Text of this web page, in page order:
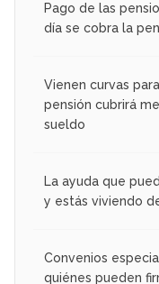
Pago de las
día se cobra la
Vienen curvas
pensión cubrirá
sueldo
La ayuda que
y estás viviendo
Convenios
quiénes pueden